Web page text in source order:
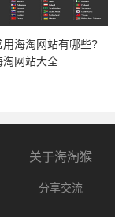
用海淘网站有哪些?
淘网站大全
关于海淘猴
分享交流